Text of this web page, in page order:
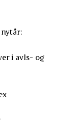
i avls- og